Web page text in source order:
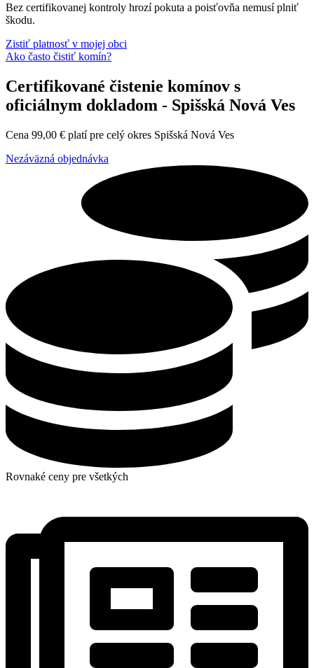
Bez certifikovanej kontroly hrozí pokuta a poisťovňa nemusí plniť
škodu.
Zistiť platnosť v mojej obci
Ako často čistiť komín?
Certifikované čistenie komínov s
oficiálnym dokladom - Spišská Nová Ves
Cena 99,00 € platí pre celý okres Spišská Nová Ves
Nezáväzná objednávka
Rovnaké ceny pre všetkých